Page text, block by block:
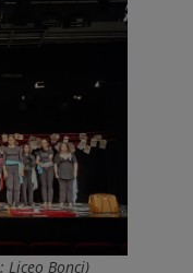
Liceo Bonci)